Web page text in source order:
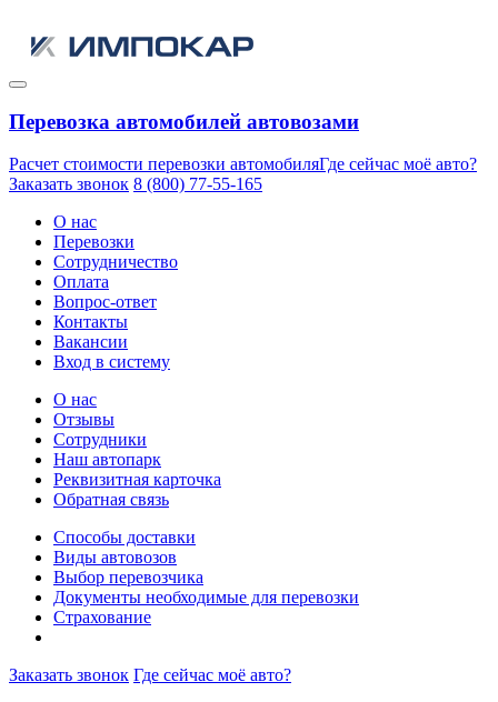
Перевозка автомобилей автовозами
Расчет стоимости перевозки автомобиляГде сейчас моё авто?
Заказать звонок 8 (800) 77-55-165
О нас
Перевозки
Сотрудничество
Оплата
Вопрос-ответ
Контакты
Вакансии
Вход в систему
О нас
Отзывы
Сотрудники
Наш автопарк
Реквизитная карточка
Обратная связь
Способы доставки
Виды автовозов
Выбор перевозчика
Документы необходимые для перевозки
Страхование
Заказать звонок Где сейчас моё авто?